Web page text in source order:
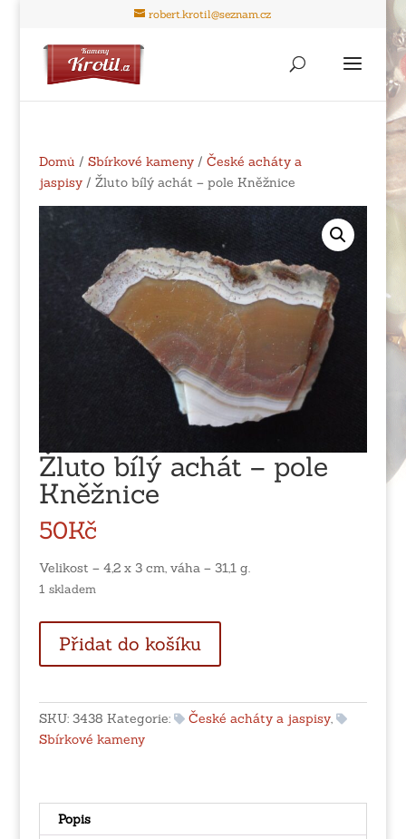
robert.krotil@seznam.cz
Domů / Sbírkové kameny/ České acháty a
jaspisy/ Žluto bílý achát – pole Kněžnice
Žluto bílý achát – pole
Kněžnice
50Kč
Velikost – 4,2 x 3 cm, váha – 31,1 g.
1 skladem
bílý
achát
pole
Kněžnice
Přidat do košíku
SKU: 3438 Kategorie: České acháty a jaspisy,
Sbírkové kameny
Popis